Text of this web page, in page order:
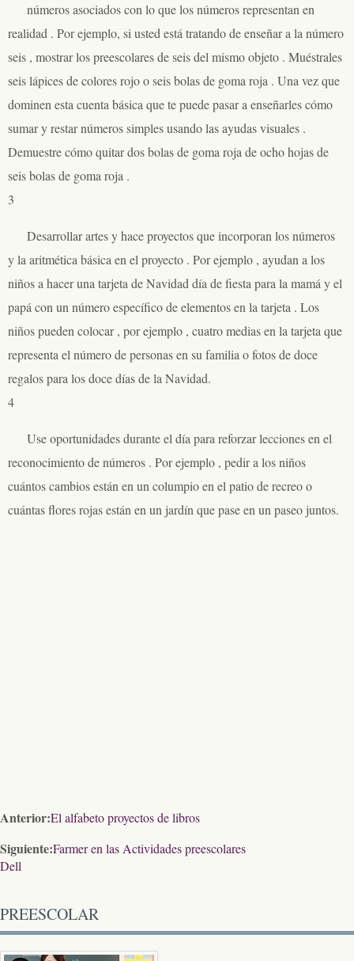
números asociados con lo que los números representan en
realidad . Por ejemplo, si usted está tratando de enseñar a la número
seis , mostrar los preescolares de seis del mismo objeto . Muéstrales
seis lápices de colores rojo o seis bolas de goma roja . Una vez que
dominen esta cuenta básica que te puede pasar a enseñarles cómo
sumar y restar números simples usando las ayudas visuales .
Demuestre cómo quitar dos bolas de goma roja de ocho hojas de
seis bolas de goma roja .
3
Desarrollar artes y hace proyectos que incorporan los números
y la aritmética básica en el proyecto . Por ejemplo , ayudan a los
niños a hacer una tarjeta de Navidad día de fiesta para la mamá y el
papá con un número específico de elementos en la tarjeta . Los
niños pueden colocar , por ejemplo , cuatro medias en la tarjeta que
representa el número de personas en su familia o fotos de doce
regalos para los doce días de la Navidad.
4
Use oportunidades durante el día para reforzar lecciones en el
reconocimiento de números . Por ejemplo , pedir a los niños
cuántos cambios están en un columpio en el patio de recreo o
cuántas flores rojas están en un jardín que pase en un paseo juntos.
Anterior:El alfabeto proyectos de libros
Siguiente:Farmer en las Actividades preescolares
Dell
PREESCOLAR